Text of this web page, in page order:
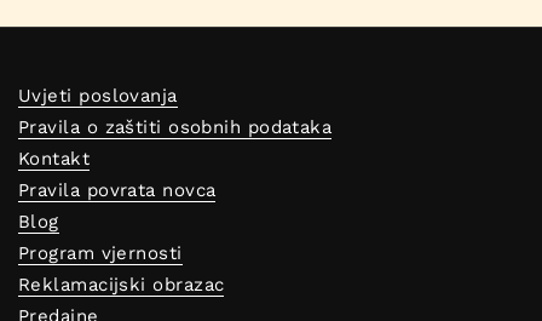
Uvjeti poslovanja
Pravila o zaštiti osobnih podataka
Kontakt
Pravila povrata novca
Blog
Program vjernosti
Reklamacijski obrazac
Predajne